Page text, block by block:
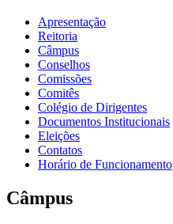
Apresentação
Reitoria
Câmpus
Conselhos
Comissões
Comitês
Colégio de Dirigentes
Documentos Institucionais
Eleições
Contatos
Horário de Funcionamento
Câmpus